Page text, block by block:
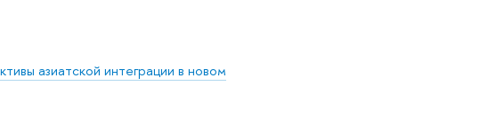
азиатской интеграции в новом